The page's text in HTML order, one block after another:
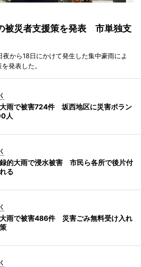
被災者支援策を発表 市単独支
夜から18日にかけて発生した集中豪雨によ
発表した。
雨で被害724件 坂西地区に災害ボラン
人
的大雨で浸水被害 市民ら各所で後片付
る
雨で被害486件 災害ごみ無料受け入れ